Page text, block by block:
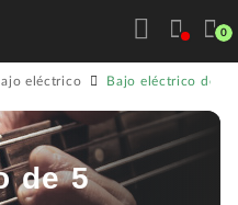
0
eléctrico Bajo eléctrico de 5
de 5